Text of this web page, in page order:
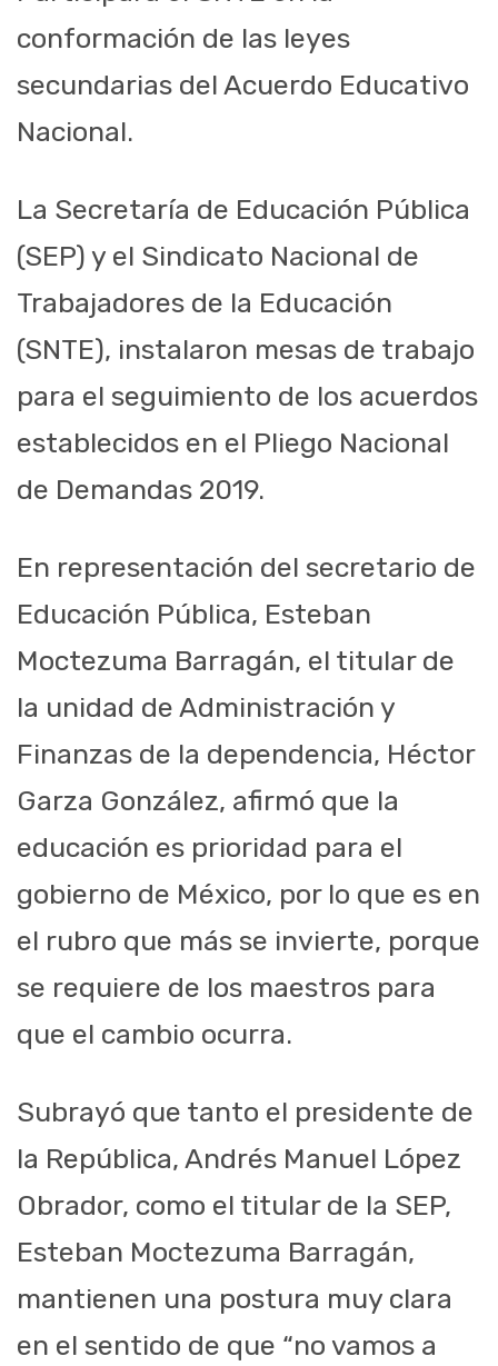
conformación de las leyes
secundarias del Acuerdo Educativo
Nacional.
La Secretaría de Educación Pública
(SEP) y el Sindicato Nacional de
Trabajadores de la Educación
(SNTE), instalaron mesas de trabajo
para el seguimiento de los acuerdos
establecidos en el Pliego Nacional
de Demandas 2019.
En representación del secretario de
Educación Pública, Esteban
Moctezuma Barragán, el titular de
la unidad de Administración y
Finanzas de la dependencia, Héctor
Garza González, afirmó que la
educación es prioridad para el
gobierno de México, por lo que es en
el rubro que más se invierte, porque
se requiere de los maestros para
que el cambio ocurra.
Subrayó que tanto el presidente de
la República, Andrés Manuel López
Obrador, como el titular de la SEP,
Esteban Moctezuma Barragán,
mantienen una postura muy clara
en el sentido de que “no vamos a